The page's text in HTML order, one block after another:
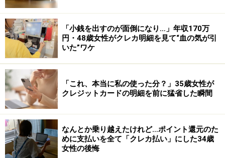
のように上位のゴールドカード並みのサービスが付帯し
ているケースが多いのですが、中には、シティカードジ
ャパンが発行している『シティ エリート』(年会費3150
円)のように、年齢制限なしでJCB GOLD EXTAGEとほぼ
同じサービスを提供している、お得なカードも存在しま
す(無料で使える空港ラウンジにハワイ・ホノルル国際空
港が入っていない程度)。廉価版ゴールドカードは、登場
以来人気が高いのですが、サービス内容を考慮すると当
然といえるでしょう
また、廉価版は、ゴールドカードが持つステータスを切
「小銭を出すのが面倒になり…」年収170万
円・48歳女性がクレカ明細を見て“血の気が引
いた”ワケ
「これ、本当に私の使った分？」35歳女性が
クレジットカードの明細を前に猛省した瞬間
なんとか乗り越えたけれど…ポイント還元のた
めに支払いを全て「クレカ払い」にした34歳
女性の後悔